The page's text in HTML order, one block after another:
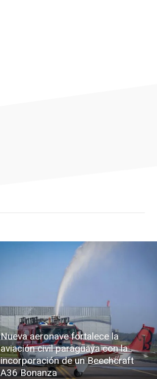
Nueva aeronave fortalece la
aviación civil paraguaya con la
incorporación de un Beechcraft
A36 Bonanza